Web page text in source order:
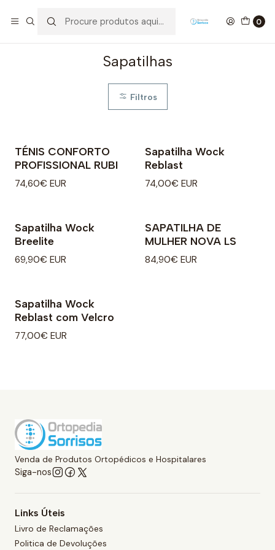
0
Calçado de Conforto
Mulher
Sapatilhas
Sapatilhas
Filtros
TÉNIS CONFORTO
PROFISSIONAL RUBI
74,60€ EUR
Sapatilha Wock
Reblast
74,00€ EUR
Sapatilha Wock
Breelite
69,90€ EUR
SAPATILHA DE
MULHER NOVA LS
84,90€ EUR
Sapatilha Wock
Reblast com Velcro
77,00€ EUR
Venda de Produtos Ortopédicos e Hospitalares
Siga-nos
Links Úteis
Livro de Reclamações
Politica de Devoluções